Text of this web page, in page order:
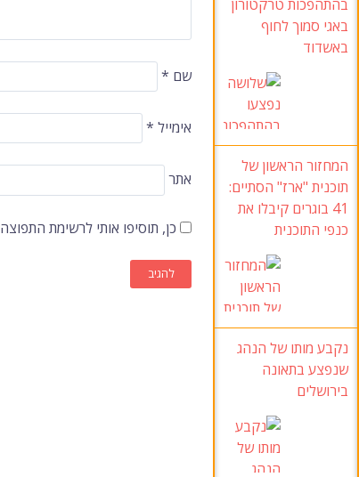
שם *
אימייל *
אתר
כן, תוסיפו אותי לרשימת התפוצה
בהתהפכות טרקטורון
באגי סמוך לחוף
באשדוד
המחזור הראשון של
תוכנית "ארז" הסתיים:
41 בוגרים קיבלו את
כנפי התוכנית
נקבע מותו של הנהג
שנפצע בתאונה
בירושלים